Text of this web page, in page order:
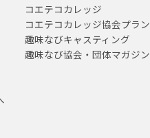
コエテコカレッジ
コエテコカレッジ協会プラン
趣味なびキャスティング
趣味なび協会・団体マガジン